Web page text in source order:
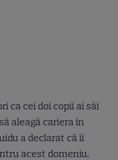
ca cei doi copii ai săi
aleagă cariera în
a declarat că îi
acest domeniu,